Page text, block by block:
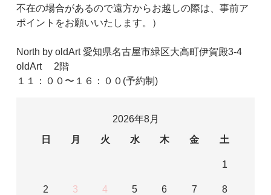
不在の場合があるので遠方からお越しの際は、事前ア
ポイントをお願いいたします。）
North by oldArt 愛知県名古屋市緑区大高町伊賀殿3-4
oldArt 2階
１１：００〜１６：００(予約制)
2026年8月
日
月 火 水 木 金 土
1
2 3 4 5 6 7 8